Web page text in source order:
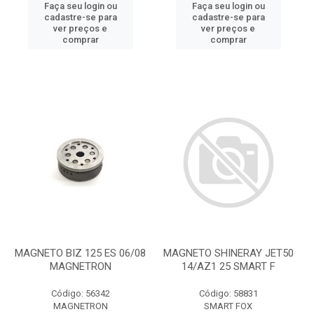
Faça seu login ou
cadastre-se para
ver preços e
comprar
Faça seu login ou
cadastre-se para
ver preços e
comprar
MAGNETO BIZ 125 ES 06/08
MAGNETRON
Código: 56342
MAGNETRON
MAGNETO SHINERAY JET50
14/AZ1 25 SMART F
Código: 58831
SMART FOX